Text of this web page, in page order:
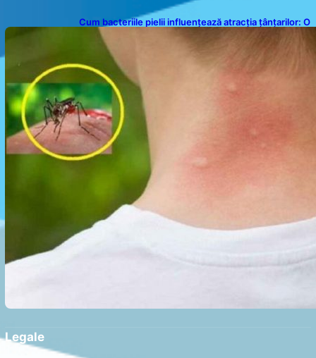
Cum bacteriile pielii influențează atracția țânțarilor: O
nouă viziune asupra alegerii victimelor
Legale